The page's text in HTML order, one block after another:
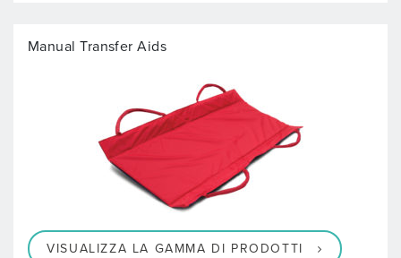
Manual Transfer Aids
VISUALIZZA LA GAMMA DI PRODOTTI